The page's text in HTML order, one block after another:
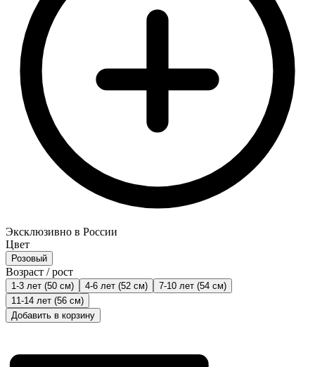
Эксклюзивно в России
Цвет
Розовый
Возраст / рост
1-3 лет (50 см) 4-6 лет (52 см)
7-10 лет (54 см)
11-14 лет (56 см)
Добавить в корзину